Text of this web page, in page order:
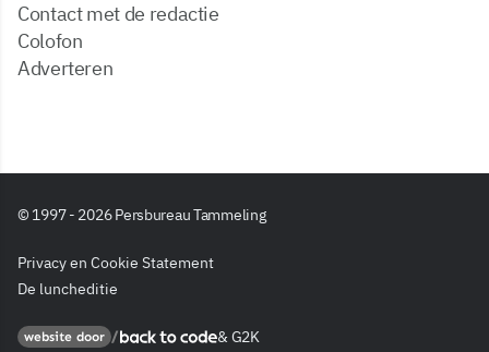
Contact met de redactie
Colofon
Adverteren
© 1997 - 2026 Persbureau Tammeling
Privacy en Cookie Statement
De luncheditie
website doorBack to code & G2K